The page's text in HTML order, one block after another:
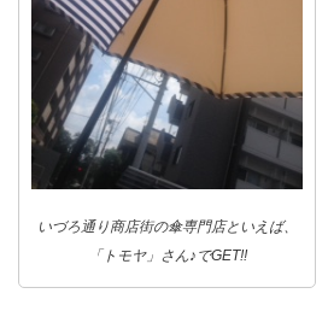
いづろ通り商店街の傘専門店といえば、
「トモヤ」さん♪でGET!!